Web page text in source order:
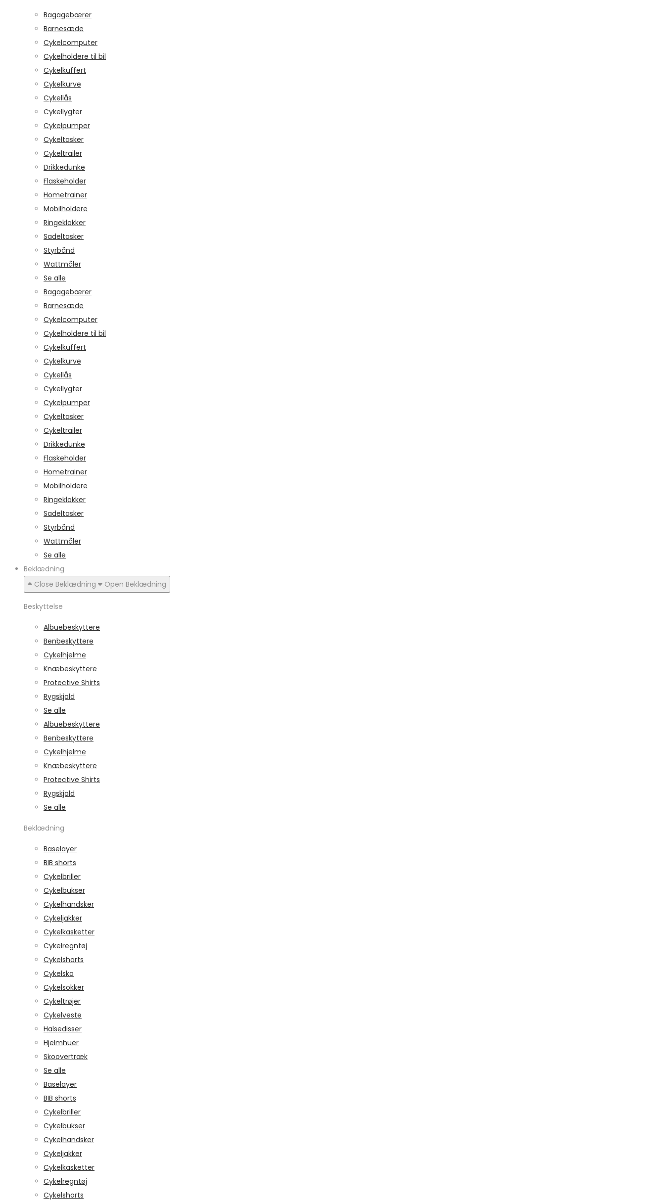
Bagagebærer
Barnesæde
Cykelcomputer
Cykelholdere til bil
Cykelkuffert
Cykelkurve
Cykellås
Cykellygter
Cykelpumper
Cykeltasker
Cykeltrailer
Drikkedunke
Flaskeholder
Hometrainer
Mobilholdere
Ringeklokker
Sadeltasker
Styrbånd
Wattmåler
Se alle
Bagagebærer
Barnesæde
Cykelcomputer
Cykelholdere til bil
Cykelkuffert
Cykelkurve
Cykellås
Cykellygter
Cykelpumper
Cykeltasker
Cykeltrailer
Drikkedunke
Flaskeholder
Hometrainer
Mobilholdere
Ringeklokker
Sadeltasker
Styrbånd
Wattmåler
Se alle
Beklædning
Close Beklædning
Open Beklædning
Beskyttelse
Albuebeskyttere
Benbeskyttere
Cykelhjelme
Knæbeskyttere
Protective Shirts
Rygskjold
Se alle
Albuebeskyttere
Benbeskyttere
Cykelhjelme
Knæbeskyttere
Protective Shirts
Rygskjold
Se alle
Beklædning
Baselayer
BIB shorts
Cykelbriller
Cykelbukser
Cykelhandsker
Cykeljakker
Cykelkasketter
Cykelregntøj
Cykelshorts
Cykelsko
Cykelsokker
Cykeltrøjer
Cykelveste
Halsedisser
Hjelmhuer
Skoovertræk
Se alle
Baselayer
BIB shorts
Cykelbriller
Cykelbukser
Cykelhandsker
Cykeljakker
Cykelkasketter
Cykelregntøj
Cykelshorts